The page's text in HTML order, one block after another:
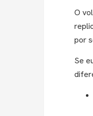
O
por
Se